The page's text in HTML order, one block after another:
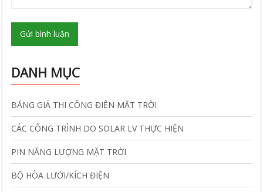
Gửi bình luận
DANH MỤC
BẢNG GIÁ THI CÔNG ĐIỆN MẶT TRỜI
CÁC CÔNG TRÌNH DO SOLAR LV THỰC HIỆN
PIN NĂNG LƯỢNG MẶT TRỜI
BỘ HÒA LƯỚI/KÍCH ĐIỆN